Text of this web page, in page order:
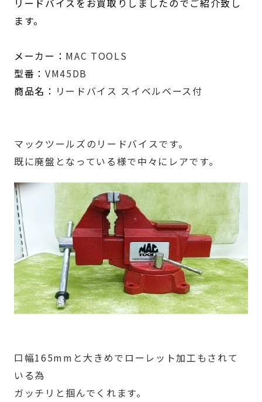
ます。
メーカー： MAC TOOLS
型番： VM45DB
商品名： リードバイス スイベルベース付
マックツールズのリードバイスです。
既に廃盤となっている様で中々にレアです。
口幅165mmと大きめでローレット加工もされて
いる為
ガッチリと掴んでくれます。